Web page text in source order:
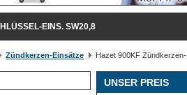
EINS. SW20,8
Zündkerzen-Einsätze
Hazet 900KF Zündkerzen-
UNSER PREIS